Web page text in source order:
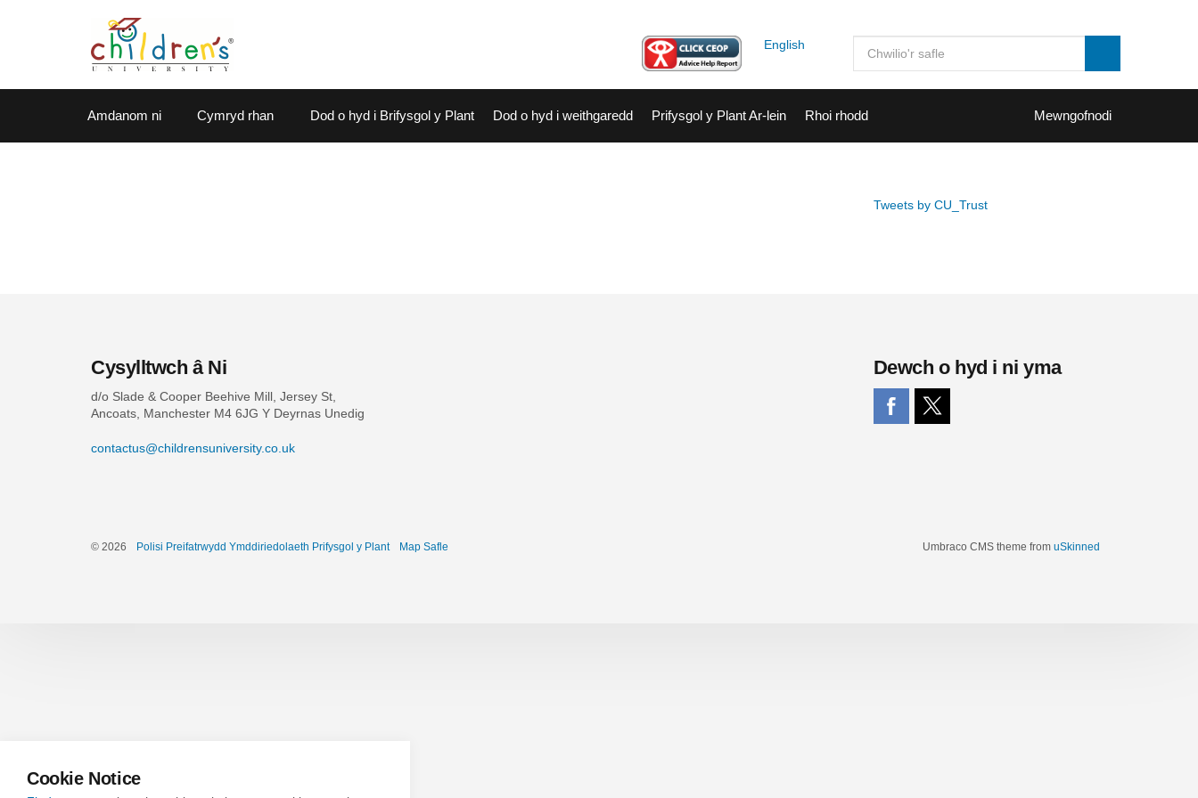
English
Amdanom ni Cymryd rhan Dod o hyd i Brifysgol y Plant Dod o hyd i weithgaredd Prifysgol y Plant Ar-lein Rhoi rhodd Mewngofnodi
Tweets by CU_Trust
Cysylltwch â Ni
d/o Slade & Cooper Beehive Mill, Jersey St,
Ancoats, Manchester M4 6JG Y Deyrnas Unedig
contactus@childrensuniversity.co.uk
Dewch o hyd i ni yma
© 2026 Polisi Preifatrwydd Ymddiriedolaeth Prifysgol y Plant Map Safle Umbraco CMS theme from uSkinned
Cookie Notice